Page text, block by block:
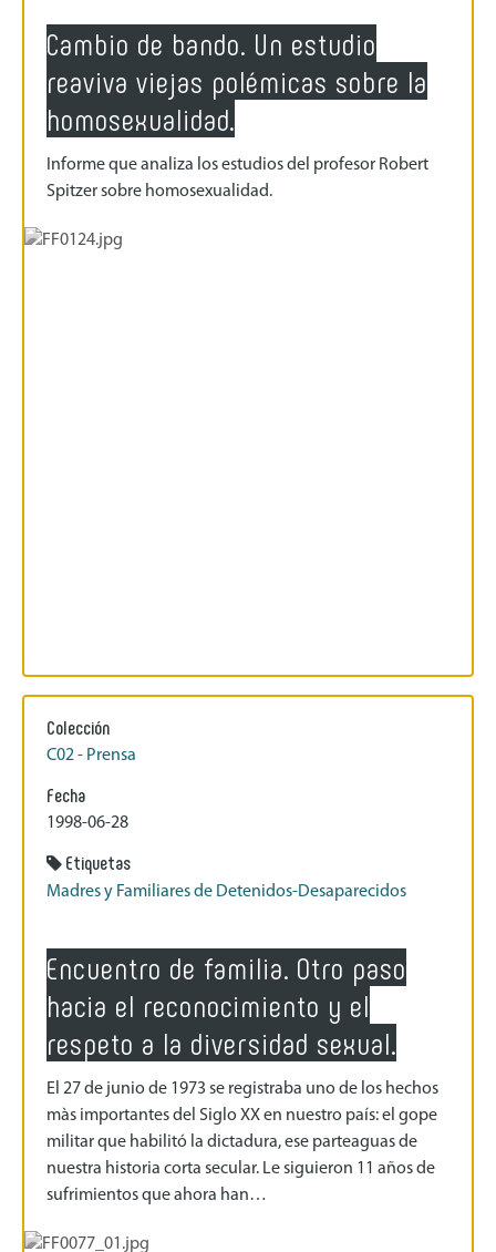
Cambio de bando. Un estudio
reaviva viejas polémicas sobre la
homosexualidad.
Informe que analiza los estudios del profesor Robert
Spitzer sobre homosexualidad.
Colección
C02 - Prensa
Fecha
1998-06-28
Etiquetas
Madres y Familiares de Detenidos-Desaparecidos
Encuentro de familia. Otro paso
hacia el reconocimiento y el
respeto a la diversidad sexual.
El 27 de junio de 1973 se registraba uno de los hechos
màs importantes del Siglo XX en nuestro país: el gope
militar que habilitó la dictadura, ese parteaguas de
nuestra historia corta secular. Le siguieron 11 años de
sufrimientos que ahora han…